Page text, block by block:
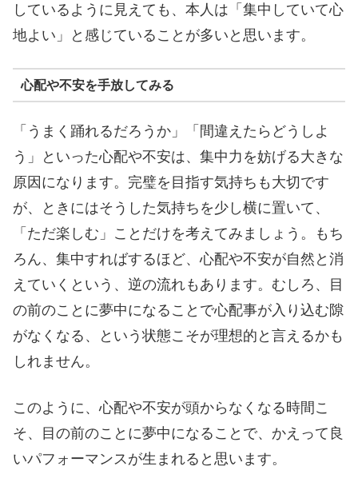
しているように見えても、本人は「集中していて心
地よい」と感じていることが多いと思います。
心配や不安を手放してみる
「うまく踊れるだろうか」「間違えたらどうしよ
う」といった心配や不安は、集中力を妨げる大きな
原因になります。完璧を目指す気持ちも大切です
が、ときにはそうした気持ちを少し横に置いて、
「ただ楽しむ」ことだけを考えてみましょう。もち
ろん、集中すればするほど、心配や不安が自然と消
えていくという、逆の流れもあります。むしろ、目
の前のことに夢中になることで心配事が入り込む隙
がなくなる、という状態こそが理想的と言えるかも
しれません。
このように、心配や不安が頭からなくなる時間こ
そ、目の前のことに夢中になることで、かえって良
いパフォーマンスが生まれると思います。